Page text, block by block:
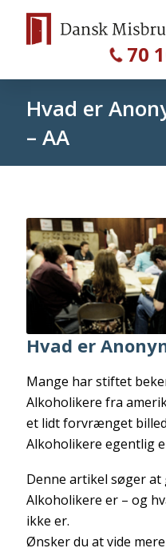
70
Hvad er
– AA
Hvad er
Mange har stiftet
Alkoholikere fra
et lidt forvrænget
Alkoholikere egentlig
Denne artikel søger at
Alkoholikere er – og
ikke er.
Ønsker du at vide